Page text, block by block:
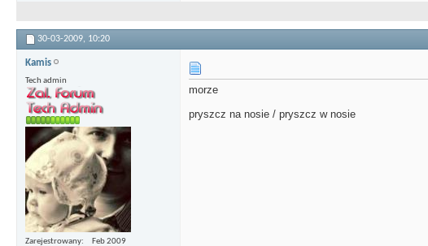
30-03-2009, 10:20
Kamis
Tech admin
Zarejestrowany
Feb 2009
morze
pryszcz na nosie / pryszcz w nosie